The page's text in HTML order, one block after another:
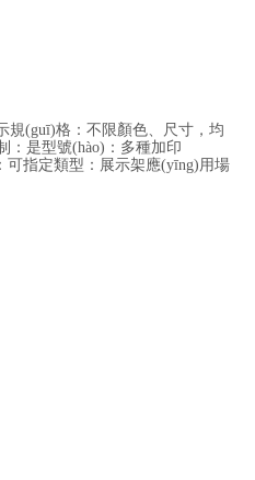
格：不限顏色、尺寸，均
：是型號(hào)：多種加印
可指定類型：展示架應(yīng)用場